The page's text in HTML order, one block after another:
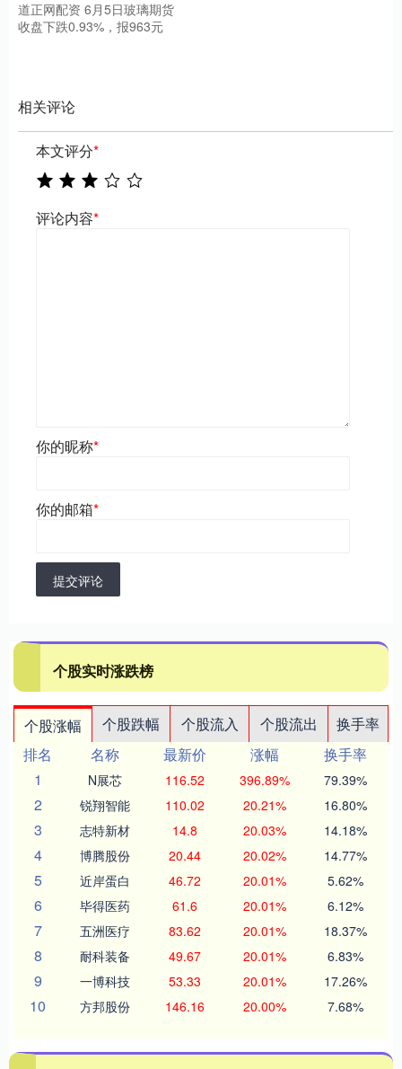
道正网配资 6月5日玻璃期货
收盘下跌0.93%，报963元
相关评论
本文评分*
评论内容*
你的昵称*
你的邮箱*
提交评论
个股实时涨跌榜
个股涨幅 个股跌幅 个股流入 个股流出
换手率
排名
名称 最新价 涨幅
换手率
1
N展芯 116.52 396.89% 79.39%
2 锐翔智能 110.02 20.21% 16.80%
3 志特新材 14.8 20.03% 14.18%
4 博腾股份 20.44 20.02% 14.77%
5 近岸蛋白 46.72 20.01% 5.62%
6 毕得医药 61.6 20.01% 6.12%
7 五洲医疗 83.62 20.01% 18.37%
8 耐科装备 49.67 20.01% 6.83%
9 一博科技 53.33 20.01% 17.26%
10 方邦股份 146.16 20.00% 7.68%